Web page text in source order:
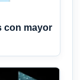
con mayor